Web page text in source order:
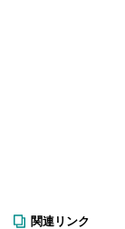
関連リンク